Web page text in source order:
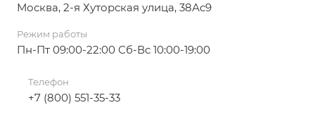
Москва, 2-я Хуторская улица, 38Ас9
Режим работы
Пн-Пт 09:00-22:00 Сб-Вс 10:00-19:00
Телефон
+7 (800) 551-35-33